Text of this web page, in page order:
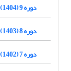
دوره 9 (1404)
دوره 8 (1403)
دوره 7 (1402)